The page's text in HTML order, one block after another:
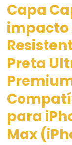
Capa
impacto
Preta
para
Max